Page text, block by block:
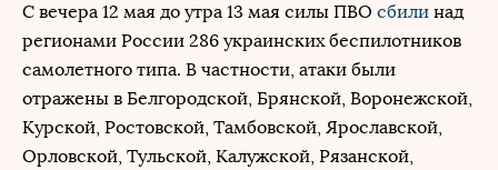
С вечера 12 мая до утра 13 мая силы ПВО сбили над
регионами России 286 украинских беспилотников
самолетного типа. В частности, атаки были
отражены в Белгородской, Брянской, Воронежской,
Курской, Ростовской, Тамбовской, Ярославской,
Орловской, Тульской, Калужской, Рязанской,